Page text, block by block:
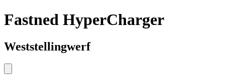
Fastned HyperCharger
Weststellingwerf